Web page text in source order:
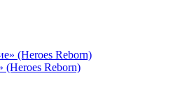
(Heroes Reborn)